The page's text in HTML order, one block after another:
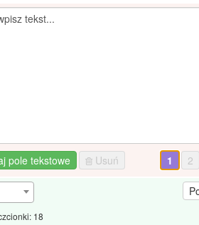
pole tekstowe Usuń 1 2
18